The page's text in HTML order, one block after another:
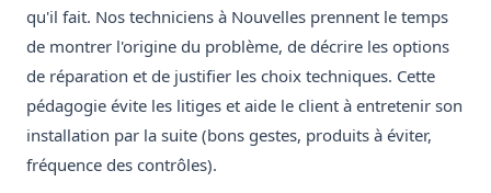
qu'il fait. Nos techniciens à Nouvelles prennent le temps
de montrer l'origine du problème, de décrire les options
de réparation et de justifier les choix techniques. Cette
pédagogie évite les litiges et aide le client à entretenir son
installation par la suite (bons gestes, produits à éviter,
fréquence des contrôles).